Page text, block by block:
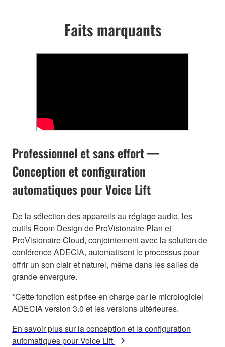
Faits marquants
Professionnel et sans effort —
Conception et configuration
automatiques pour Voice Lift
De la sélection des appareils au réglage audio, les
outils Room Design de ProVisionaire Plan et
ProVisionaire Cloud, conjointement avec la solution de
conférence ADECIA, automatisent le processus pour
offrir un son clair et naturel, même dans les salles de
grande envergure.
*Cette fonction est prise en charge par le micrologiciel
ADECIA version 3.0 et les versions ultérieures.
En savoir plus sur la conception et la configuration
automatiques pour Voice Lift